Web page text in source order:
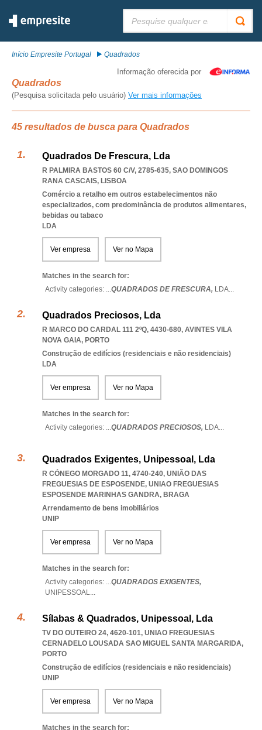
Início Empresite Portugal Quadrados
Informação oferecida por
Quadrados
(Pesquisa solicitada pelo usuário) Ver mais informações
45 resultados de busca para Quadrados
Quadrados De Frescura, Lda
R PALMIRA BASTOS 60 C/V, 2785-635, SAO DOMINGOS
RANA CASCAIS, LISBOA
Comércio a retalho em outros estabelecimentos não
especializados, com predominância de produtos alimentares,
bebidas ou tabaco
LDA
Ver empresa Ver no Mapa
Matches in the search for:
Activity categories: ...QUADRADOS DE FRESCURA, LDA...
Quadrados Preciosos, Lda
R MARCO DO CARDAL 111 2ºQ, 4430-680, AVINTES VILA
NOVA GAIA, PORTO
Construção de edifícios (residenciais e não residenciais)
LDA
Ver empresa Ver no Mapa
Matches in the search for:
Activity categories: ...QUADRADOS PRECIOSOS, LDA...
Quadrados Exigentes, Unipessoal, Lda
R CÓNEGO MORGADO 11, 4740-240, UNIÃO DAS
FREGUESIAS DE ESPOSENDE, UNIAO FREGUESIAS
ESPOSENDE MARINHAS GANDRA, BRAGA
Arrendamento de bens imobiliários
UNIP
Ver empresa Ver no Mapa
Matches in the search for:
Activity categories: ...QUADRADOS EXIGENTES,
UNIPESSOAL...
Sílabas & Quadrados, Unipessoal, Lda
TV DO OUTEIRO 24, 4620-101, UNIAO FREGUESIAS
CERNADELO LOUSADA SAO MIGUEL SANTA MARGARIDA,
PORTO
Construção de edifícios (residenciais e não residenciais)
UNIP
Ver empresa Ver no Mapa
Matches in the search for: